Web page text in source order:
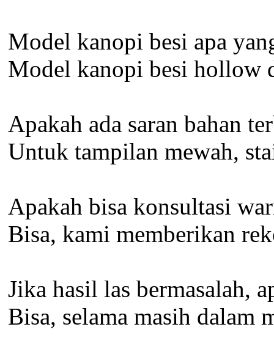
Model kanopi besi apa
Model kanopi besi hollow
Apakah ada saran bahan
Untuk tampilan mewah,
Apakah bisa konsultasi
Bisa, kami memberikan
Jika hasil las bermasalah,
Bisa, selama masih dalam